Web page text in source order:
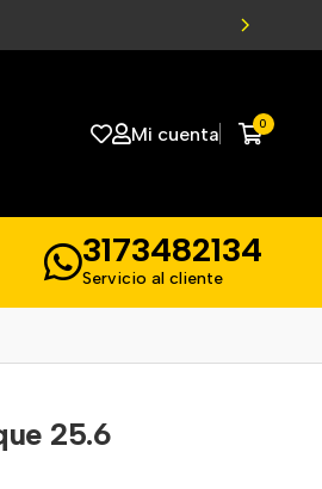
Mi cuenta 0
3173482134
Servicio al cliente
25.6